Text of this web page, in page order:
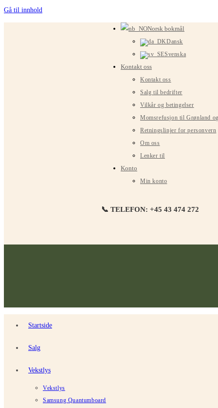
Gå til innhold
Norsk bokmål
Dansk
Svenska
Kontakt oss
Kontakt oss
Salg til bedrifter
Vilkår og betingelser
Momsrefusjon til Grønland
Retningslinjer for personvern
Om oss
Lenker til
Konto
Min konto
📞 TELEFON: +45 43 474 272
Startside
Salg
Vekstlys
Vekstlys
Samsung Quantumboard